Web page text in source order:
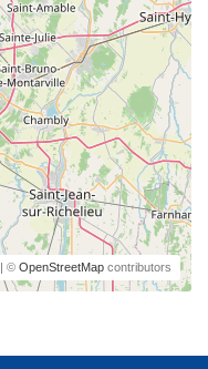
| © OpenStreetMap contributors